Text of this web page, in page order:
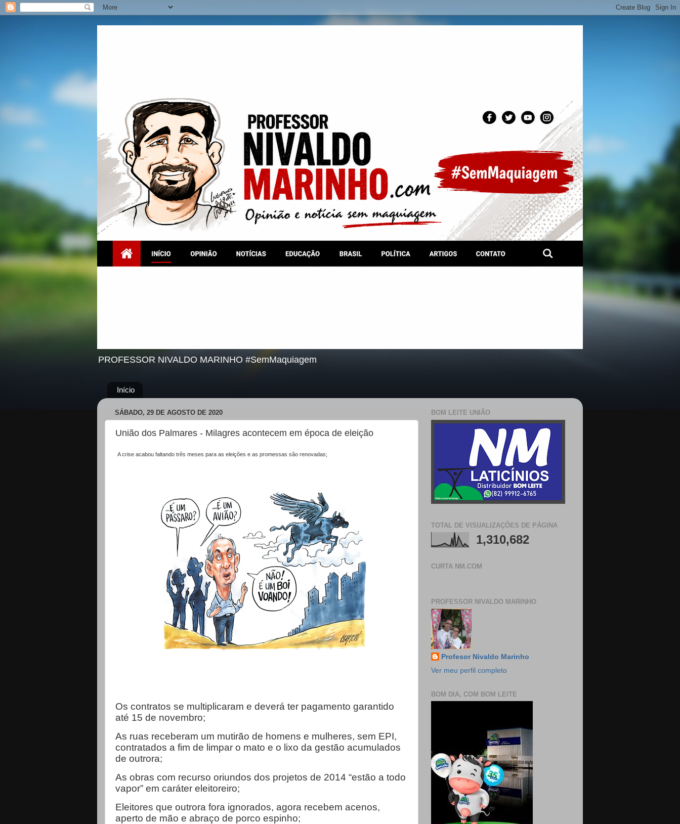
PROFESSOR NIVALDO MARINHO #SemMaquiagem
Início
SÁBADO, 29 DE AGOSTO DE 2020
União dos Palmares - Milagres acontecem em época de eleição
A crise acabou faltando três meses para as eleições e as promessas são renovadas;
Os contratos se multiplicaram e deverá ter pagamento garantido
até 15 de novembro;
As ruas receberam um mutirão de homens e mulheres, sem EPI,
contratados a fim de limpar o mato e o lixo da gestão acumulados
de outrora;
As obras com recurso oriundos dos projetos de 2014 “estão a todo
vapor” em caráter eleitoreiro;
Eleitores que outrora fora ignorados, agora recebem acenos,
aperto de mão e abraço de porco espinho;
BOM LEITE UNIÃO
TOTAL DE VISUALIZAÇÕES DE PÁGINA
1,310,682
CURTA NM.COM
PROFESSOR NIVALDO MARINHO
Profesor Nivaldo Marinho
Ver meu perfil completo
BOM DIA, COM BOM LEITE